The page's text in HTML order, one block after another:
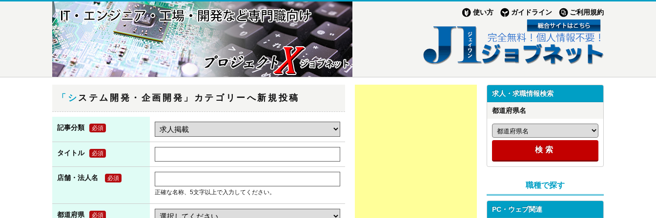
使い方 ガイドライン ご利用規約
「システム開発・企画開発」カテゴリーへ新規投稿
記事分類 必須
タイトル 必須
店舗・法人名 必須
正確な名称、5文字以上で入力してください。
都道府県 必須
求人・求職情報検索
都道府県名
職種で探す
PC・ウェブ関連